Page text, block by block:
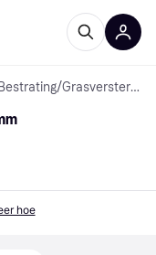
/ Grasversterkingen
hoe